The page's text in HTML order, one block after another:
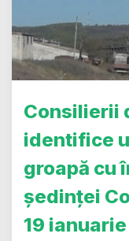
Consilierii
identifice
groapă cu
ședinței
19